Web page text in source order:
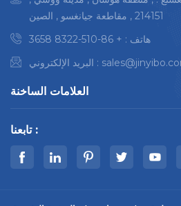
تناسب المساحة
المتوفرة لديك وحجم
المكونات
214151 , مقاطعة جيانغسو , الصين
هاتف : + 86-510-8322 3658
البريد الإلكتروني :
العلامات الساخنة
تابعنا :